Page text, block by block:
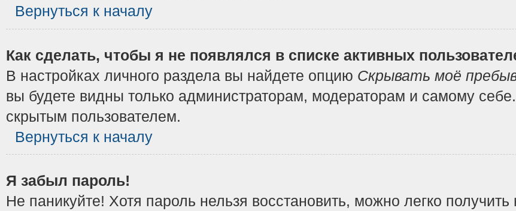
Вернуться к началу
Как сделать, чтобы я не появлялся в списке активных
В настройках личного раздела вы найдете опцию Скрывать моё
вы будете видны только администраторам, модераторам и самому
скрытым пользователем.
Вернуться к началу
Я забыл пароль!
Не паникуйте! Хотя пароль нельзя восстановить, можно легко